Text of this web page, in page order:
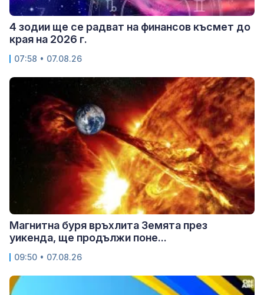
4 зодии ще се радват на финансов късмет до
края на 2026 г.
07:58 • 07.08.26
Магнитна буря връхлита Земята през
уикенда, ще продължи поне...
09:50 • 07.08.26